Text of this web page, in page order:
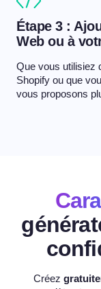
Étape 3 :
Web ou à
Que vous utilisiez
Shopify ou que
vous proposons
Créez